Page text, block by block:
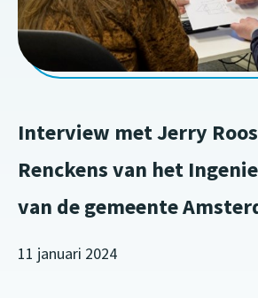
Interview met Jerry
Renckens van het
van de gemeente
11 januari 2024